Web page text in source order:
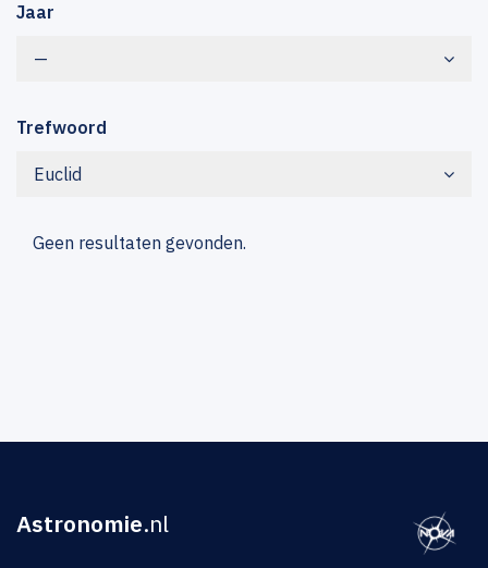
Jaar
—
Trefwoord
Euclid
Geen resultaten gevonden.
Astronomie.nl